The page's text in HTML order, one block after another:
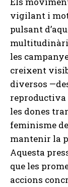
vigilant i
pulsant
les
creixent
diversos
reproductiva
les dones
feminisme
mantenir la
Aquesta
que les
accions